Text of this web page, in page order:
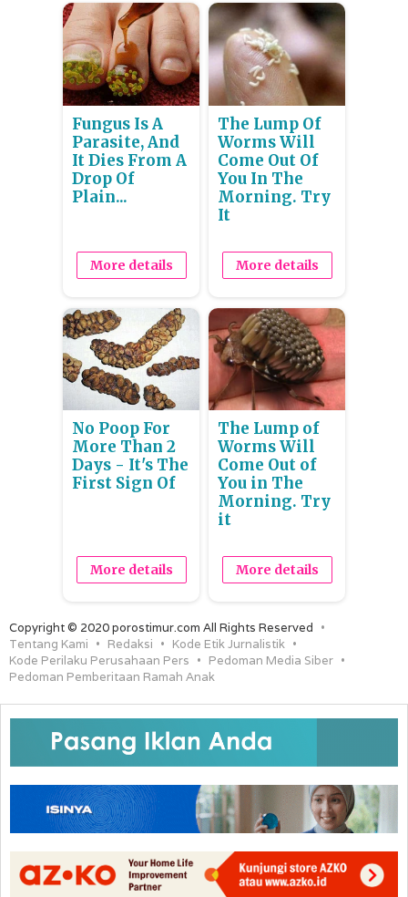
Fungus Is A
Parasite, And
It Dies From A
Drop Of
Plain...
More details
The Lump Of
Worms Will
Come Out Of
You In The
Morning. Try
It
More details
No Poop For
More Than 2
Days - It's The
First Sign Of
More details
The Lump of
Worms Will
Come Out of
You in The
Morning. Try
it
More details
Copyright © 2020 porostimur.com All Rights Reserved
Tentang Kami
Redaksi
Kode Etik Jurnalistik
Kode Perilaku Perusahaan Pers
Pedoman Media Siber
Pedoman Pemberitaan Ramah Anak